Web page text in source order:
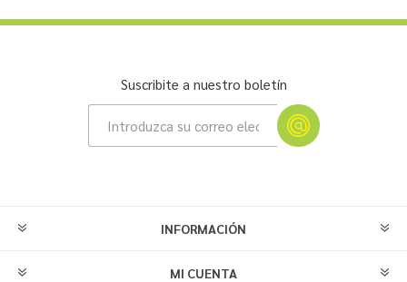
Suscribite a nuestro boletín
INFORMACIÓN
MI CUENTA